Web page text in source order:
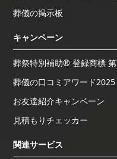
葬儀の掲示板
キャンペーン
葬祭特別補助® 登録商標
葬儀の口コミアワード2025
お友達紹介キャンペーン
見積もりチェッカー
関連サービス